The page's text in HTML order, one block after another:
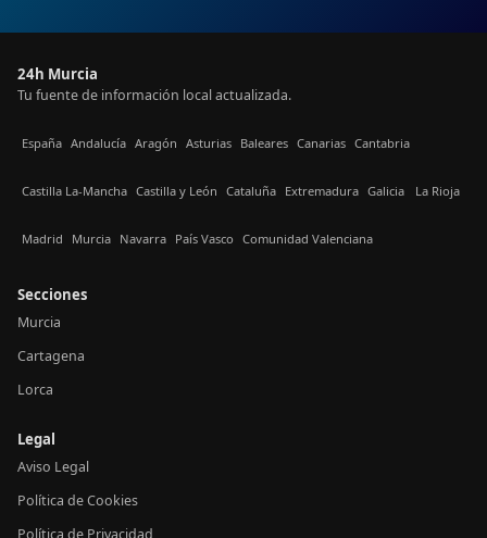
24h Murcia
Tu fuente de información local actualizada.
España Andalucía Aragón Asturias Baleares Canarias Cantabria
Castilla La-Mancha Castilla y León Cataluña Extremadura Galicia La Rioja
Madrid Murcia Navarra País Vasco Comunidad Valenciana
Secciones
Murcia
Cartagena
Lorca
Legal
Aviso Legal
Política de Cookies